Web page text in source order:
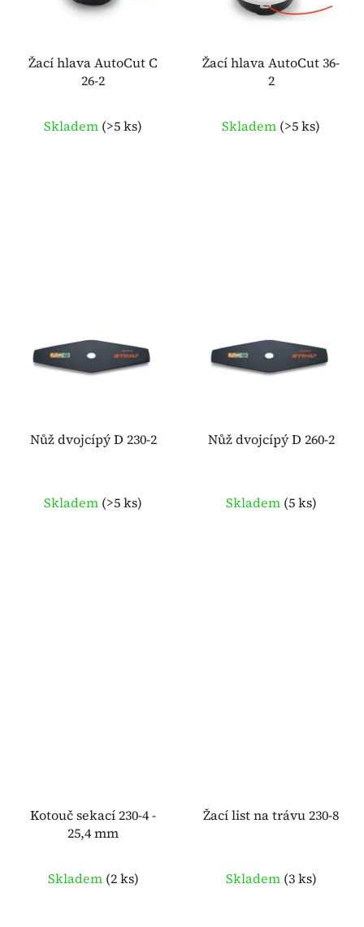
Žací hlava AutoCut C
26-2
Skladem (>5 ks)
Žací hlava AutoCut 36-
2
Skladem (>5 ks)
Nůž dvojcípý D 230-2
Skladem (>5 ks)
Nůž dvojcípý D 260-2
Skladem (5 ks)
Kotouč sekací 230-4 -
25,4 mm
Skladem (2 ks)
Žací list na trávu 230-8
Skladem (3 ks)